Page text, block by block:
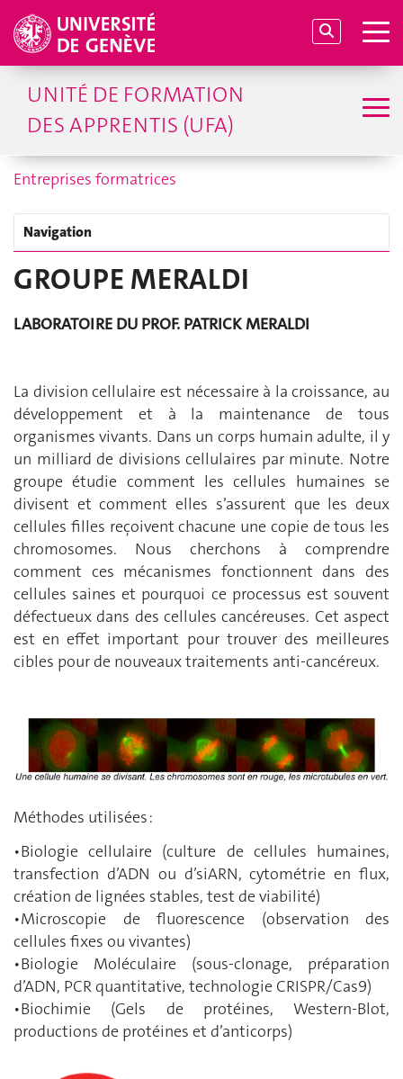
UNITÉ DE FORMATION
DES APPRENTIS (UFA)
Entreprises formatrices
Navigation
GROUPE MERALDI
LABORATOIRE DU PROF. PATRICK MERALDI
La division cellulaire est nécessaire à la croissance, au
développement et à la maintenance de tous
organismes vivants. Dans un corps humain adulte, il y
un milliard de divisions cellulaires par minute. Notre
groupe étudie comment les cellules humaines se
divisent et comment elles s’assurent que les deux
cellules filles reçoivent chacune une copie de tous les
chromosomes. Nous cherchons à comprendre
comment ces mécanismes fonctionnent dans des
cellules saines et pourquoi ce processus est souvent
défectueux dans des cellules cancéreuses. Cet aspect
est en effet important pour trouver des meilleures
cibles pour de nouveaux traitements anti-cancéreux.
Méthodes utilisées :
•Biologie cellulaire (culture de cellules humaines,
transfection d’ADN ou d’siARN, cytométrie en flux,
création de lignées stables, test de viabilité)
•Microscopie de fluorescence (observation des
cellules fixes ou vivantes)
•Biologie Moléculaire (sous-clonage, préparation
d’ADN, PCR quantitative, technologie CRISPR/Cas9)
•Biochimie (Gels de protéines, Western-Blot,
productions de protéines et d’anticorps)